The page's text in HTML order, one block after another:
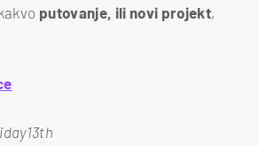
putovanje, ili novi projekt,